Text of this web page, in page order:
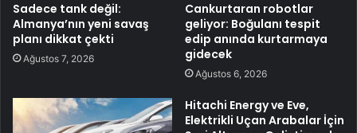
Sadece tank değil:
Almanya’nın yeni savaş
planı dikkat çekti
Ağustos 7, 2026
Cankurtaran robotlar
geliyor: Boğulanı tespit
edip anında kurtarmaya
gidecek
Ağustos 6, 2026
Hitachi Energy ve Eve,
Elektrikli Uçan Arabalar İçin